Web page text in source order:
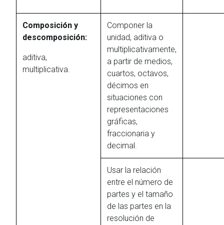
Composición y
descomposición:
aditiva,
multiplicativa.
Componer la
unidad, aditiva o
multiplicativamente,
a partir de medios,
cuartos, octavos,
décimos en
situaciones con
representaciones
gráficas,
fraccionaria y
decimal.
Usar la relación
entre el número de
partes y el tamaño
de las partes en la
resolución de